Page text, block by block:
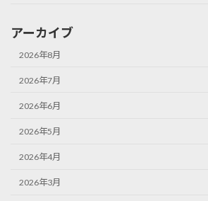
アーカイブ
2026年8月
2026年7月
2026年6月
2026年5月
2026年4月
2026年3月